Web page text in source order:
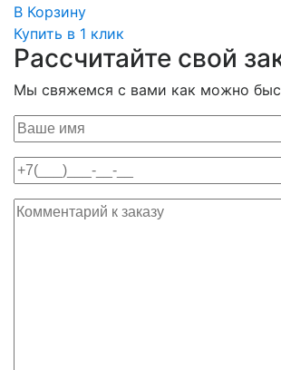
В Корзину
Купить в 1 клик
Рассчитайте свой
Мы свяжемся с вами как можно